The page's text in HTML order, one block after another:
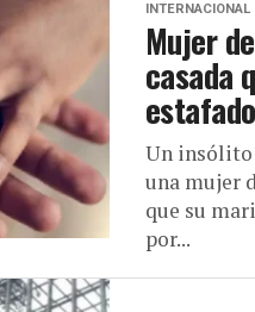
INTERNACIONAL
Mujer
casada
Un insólito
una mujer
que su
por...